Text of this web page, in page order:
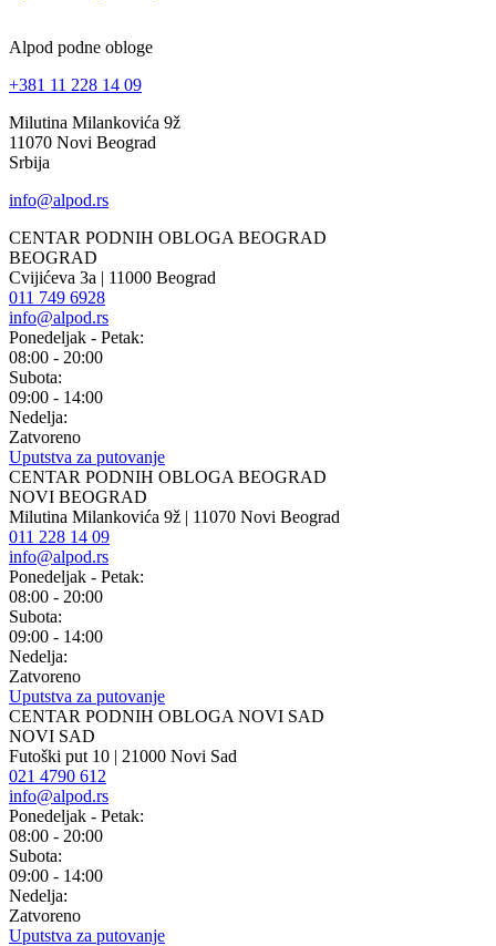
Alpod podne obloge
+381 11 228 14 09
Milutina Milankovića 9ž
11070 Novi Beograd
Srbija
info@alpod.rs
CENTAR PODNIH OBLOGA BEOGRAD
BEOGRAD
Cvijićeva 3a | 11000 Beograd
011 749 6928
info@alpod.rs
Ponedeljak - Petak:
08:00 - 20:00
Subota:
09:00 - 14:00
Nedelja:
Zatvoreno
Uputstva za putovanje
CENTAR PODNIH OBLOGA BEOGRAD
NOVI BEOGRAD
Milutina Milankovića 9ž | 11070 Novi Beograd
011 228 14 09
info@alpod.rs
Ponedeljak - Petak:
08:00 - 20:00
Subota:
09:00 - 14:00
Nedelja:
Zatvoreno
Uputstva za putovanje
CENTAR PODNIH OBLOGA NOVI SAD
NOVI SAD
Futoški put 10 | 21000 Novi Sad
021 4790 612
info@alpod.rs
Ponedeljak - Petak:
08:00 - 20:00
Subota:
09:00 - 14:00
Nedelja:
Zatvoreno
Uputstva za putovanje